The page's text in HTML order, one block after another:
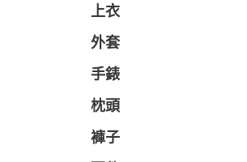
上衣
外套
手錶
枕頭
褲子